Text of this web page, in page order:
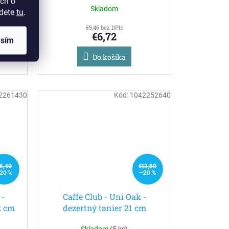
tu. Skladom
€5,46 bez DPH
€6,72
Do košíka
%
cm
€13,80
–20 %
Caffe Club - Uni Oak -
dezertný tanier 21 cm
Kód: 1042252640